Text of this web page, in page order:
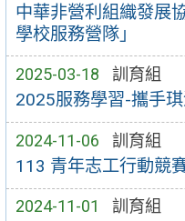
中華非營利組織發展
學校服務營隊」
2025-03-18 訓育組
2025服務學習-攜手
2024-11-06 訓育組
113 青年志工行動競
2024-11-01 訓育組